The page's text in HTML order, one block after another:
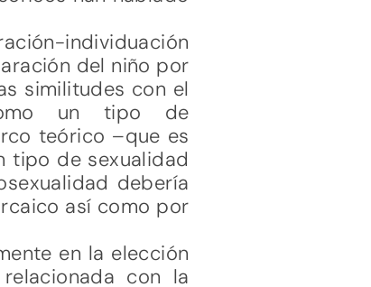
individuación
del niño por
similitudes con el
un tipo de
teórico –que es
tipo de sexualidad
debería
así como por
en la elección
con la